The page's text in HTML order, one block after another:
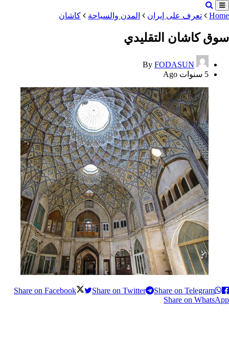
Home تعرف على إيران المدن والسياحة کاشان
سوق کاشان التقليدي
By FODASUN
5 سنوات Ago
Share on Facebook Share on Twitter
Share on Telegram
Share on WhatsApp